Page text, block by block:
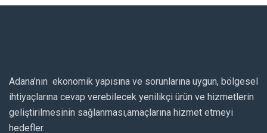
Adana’nın ekonomik yapısına ve sorunlarına uygun, bölgesel
ihtiyaçlarına cevap verebilecek yenilikçi ürün ve hizmetlerin
geliştirilmesinin sağlanması,amaçlarına hizmet etmeyi
hedefler.